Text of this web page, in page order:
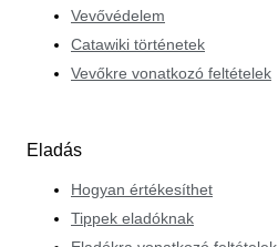
Vevővédelem
Catawiki történetek
Vevőkre vonatkozó feltételek
Eladás
Hogyan értékesíthet
Tippek eladóknak